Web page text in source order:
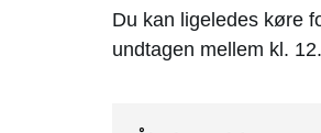
Du kan ligeledes køre
undtagen mellem kl.